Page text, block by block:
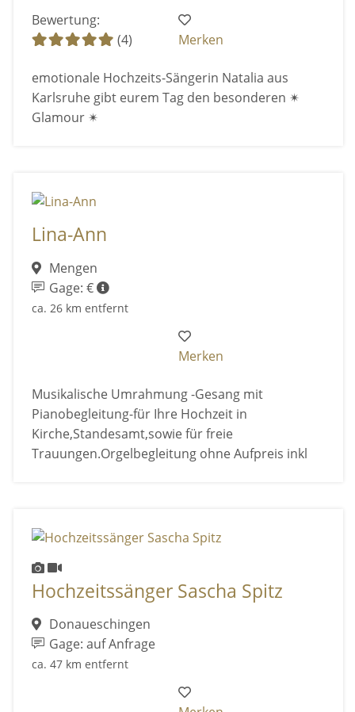
Bewertung:
(4)
Merken
emotionale Hochzeits-Sängerin Natalia aus
Karlsruhe gibt eurem Tag den besonderen ✴
Glamour ✴
Lina-Ann
Mengen
Gage: €
ca. 26 km entfernt
Merken
Musikalische Umrahmung -Gesang mit
Pianobegleitung-für Ihre Hochzeit in
Kirche,Standesamt,sowie für freie
Trauungen.Orgelbegleitung ohne Aufpreis inkl
Hochzeitssänger Sascha Spitz
Donaueschingen
Gage: auf Anfrage
ca. 47 km entfernt